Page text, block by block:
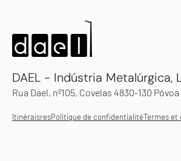
DAEL - Indústria Metalúrgica,
Rua Dael, nº105, Covelas 4830-130
ItinéraisresPolitique de confidentialitéTermes et